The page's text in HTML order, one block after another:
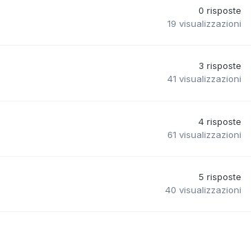
0 risposte
19 visualizzazioni
3 risposte
41 visualizzazioni
4 risposte
61 visualizzazioni
5 risposte
40 visualizzazioni